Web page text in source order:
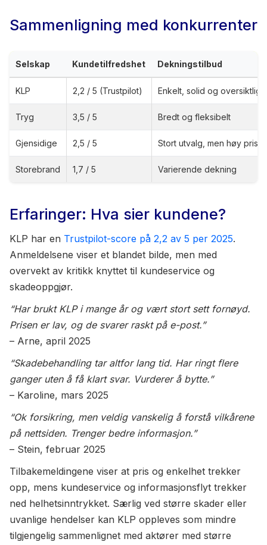
Sammenligning med konkurrenter
Selskap Kundetilfredshet Dekningstilbud
KLP 2,2 / 5 (Trustpilot) Enkelt, solid og oversiktlig
Tryg 3,5 / 5 Bredt og fleksibelt
Gjensidige 2,5 / 5 Stort utvalg, men høy pris
Storebrand 1,7 / 5 Varierende dekning
Erfaringer: Hva sier kundene?
KLP har en Trustpilot-score på 2,2 av 5 per 2025.
Anmeldelsene viser et blandet bilde, men med
overvekt av kritikk knyttet til kundeservice og
skadeoppgjør.
“Har brukt KLP i mange år og vært stort sett fornøyd.
Prisen er lav, og de svarer raskt på e-post.”
– Arne, april 2025
“Skadebehandling tar altfor lang tid. Har ringt flere
ganger uten å få klart svar. Vurderer å bytte.”
– Karoline, mars 2025
“Ok forsikring, men veldig vanskelig å forstå vilkårene
på nettsiden. Trenger bedre informasjon.”
– Stein, februar 2025
Tilbakemeldingene viser at pris og enkelhet trekker
opp, mens kundeservice og informasjonsflyt trekker
ned helhetsinntrykket. Særlig ved større skader eller
uvanlige hendelser kan KLP oppleves som mindre
tilgjengelig sammenlignet med aktører med større